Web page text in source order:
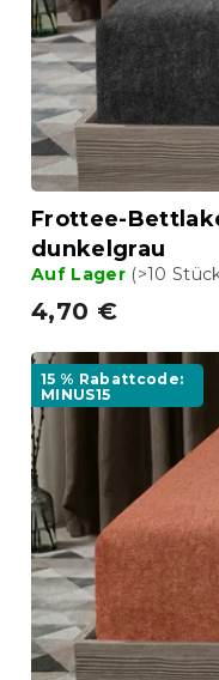
u
n
g
P
o
d
u
k
Frottee-
dunkelgrau
Auf Lager (>10
4,70 €
15 % Rabattcode:
MINUS15